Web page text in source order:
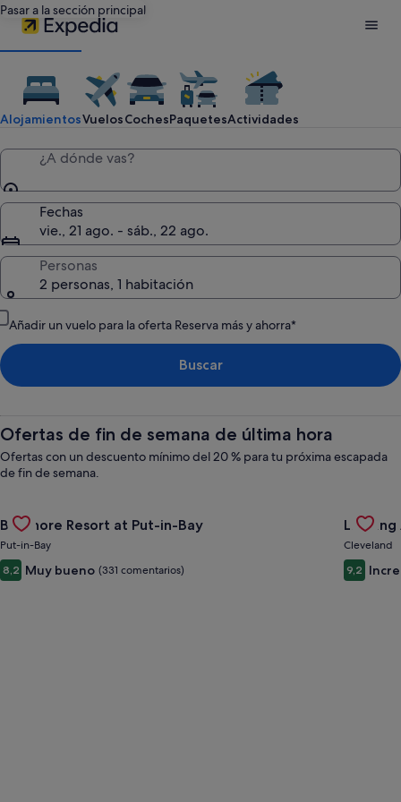
Pasar a la sección principal
Expedia:
busca
hoteles,
vuelos
baratos,
coches
de
alquiler,
actividades
y
paquetes
AlojamientosVuelosCochesPaquetesActividades
¿A dónde vas?
Fechas
vie., 21 ago. - sáb., 22 ago.
Personas
2 personas, 1 habitación
Añadir un vuelo para la oferta Reserva más y ahorra*
Buscar
Ofertas de fin de semana de última hora
Ofertas con un descuento mínimo del 20 % para tu próxima escapada
de fin de semana.
Gallery
Carousel
Bayshore Resort at Put-in-Bay
Put-in-Bay
8,2 Muy bueno (331 comentarios)
Gallery
Cleveland
9,2